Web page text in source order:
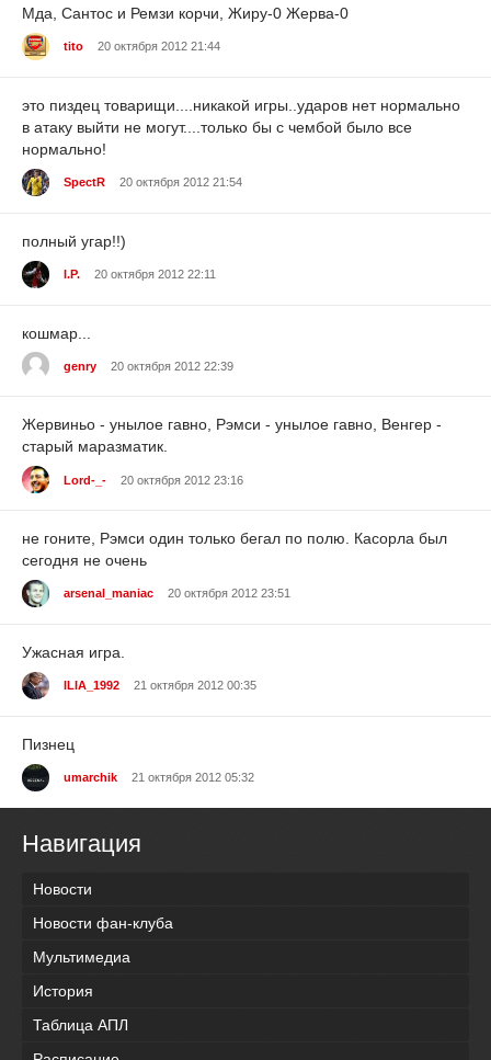
Мда, Сантос и Ремзи корчи, Жиру-0 Жерва-0
tito 20 октября 2012 21:44
это пиздец товарищи....никакой игры..ударов нет нормально
в атаку выйти не могут....только бы с чембой было все
нормально!
SpectR 20 октября 2012 21:54
полный угар!!)
I.P. 20 октября 2012 22:11
кошмар...
genry 20 октября 2012 22:39
Жервиньо - унылое гавно, Рэмси - унылое гавно, Венгер -
старый маразматик.
Lord-_- 20 октября 2012 23:16
не гоните, Рэмси один только бегал по полю. Касорла был
сегодня не очень
arsenal_maniac 20 октября 2012 23:51
Ужасная игра.
ILIA_1992 21 октября 2012 00:35
Пизнец
umarchik 21 октября 2012 05:32
Навигация
Новости
Новости фан-клуба
Мультимедиа
История
Таблица АПЛ